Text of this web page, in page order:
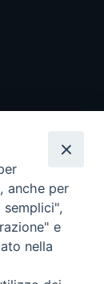
- Vita
anche per
e
nella